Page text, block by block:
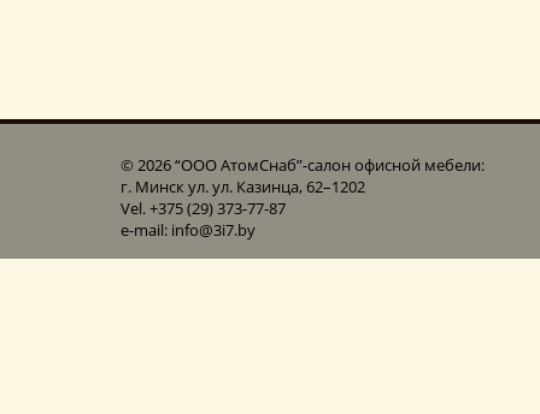
© 2026 “ООО АтомСнаб”-cалон офисной мебели:
г. Минск ул. ул. Казинца, 62–1202
Vel. +375 (29) 373-77-87
e-mail: info@3i7.by